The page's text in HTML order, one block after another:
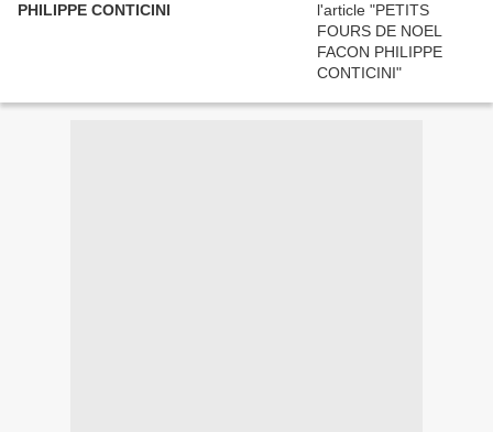
PHILIPPE CONTICINI